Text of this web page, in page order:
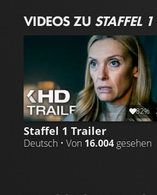
VIDEOS ZU STAFFEL 1
82%
Staffel 1 Trailer
Deutsch • Von 16.004 gesehen